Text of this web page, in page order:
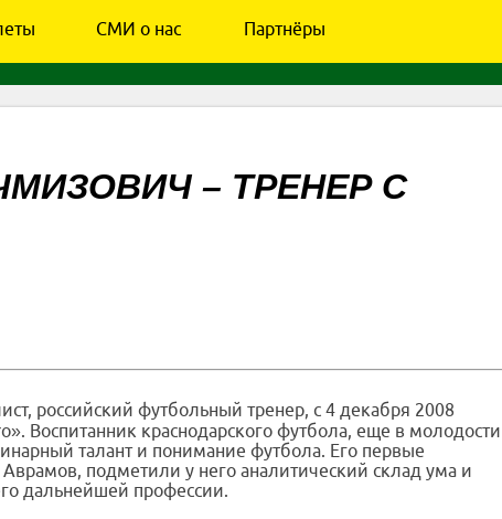
СМИ о нас Партнёры
– ТРЕНЕР С
российский футбольный тренер, с 4 декабря 2008
Воспитанник краснодарского футбола, еще в молодости
талант и понимание футбола. Его первые
подметили у него аналитический склад ума и
дальнейшей профессии.